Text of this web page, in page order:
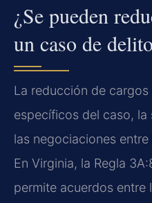
¿Se pueden
un caso de
La reducción de
específicos del caso,
las negociaciones
En Virginia, la Regla
permite acuerdos entre